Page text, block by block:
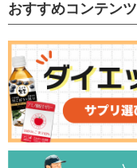
おすすめコンテンツ